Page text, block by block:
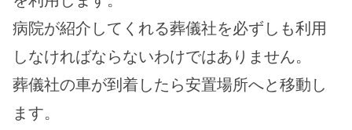
病院が紹介してくれる葬儀社を必ずしも利用
しなければならないわけではありません。
葬儀社の車が到着したら安置場所へと移動し
ます。